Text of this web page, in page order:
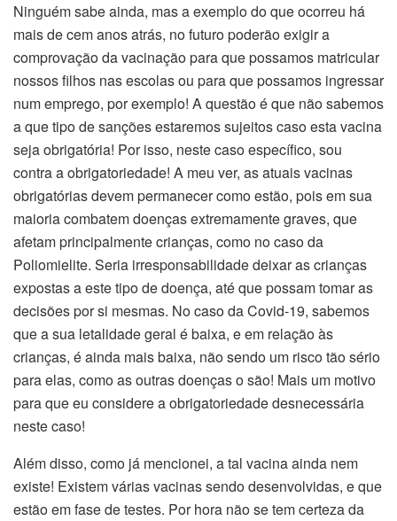
Ninguém sabe ainda, mas a exemplo do que ocorreu há
mais de cem anos atrás, no futuro poderão exigir a
comprovação da vacinação para que possamos matricular
nossos filhos nas escolas ou para que possamos ingressar
num emprego, por exemplo! A questão é que não sabemos
a que tipo de sanções estaremos sujeitos caso esta vacina
seja obrigatória! Por isso, neste caso específico, sou
contra a obrigatoriedade! A meu ver, as atuais vacinas
obrigatórias devem permanecer como estão, pois em sua
maioria combatem doenças extremamente graves, que
afetam principalmente crianças, como no caso da
Poliomielite. Seria irresponsabilidade deixar as crianças
expostas a este tipo de doença, até que possam tomar as
decisões por si mesmas. No caso da Covid-19, sabemos
que a sua letalidade geral é baixa, e em relação às
crianças, é ainda mais baixa, não sendo um risco tão sério
para elas, como as outras doenças o são! Mais um motivo
para que eu considere a obrigatoriedade desnecessária
neste caso!
Além disso, como já mencionei, a tal vacina ainda nem
existe! Existem várias vacinas sendo desenvolvidas, e que
estão em fase de testes. Por hora não se tem certeza da